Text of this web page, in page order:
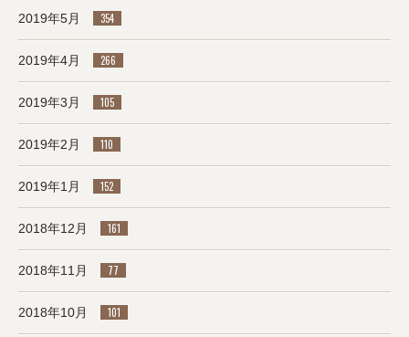
2019年5月 354
2019年4月 266
2019年3月 105
2019年2月 110
2019年1月 152
2018年12月 161
2018年11月 77
2018年10月 101